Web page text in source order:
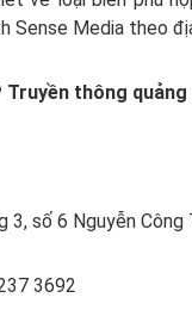
Sense Media theo
Truyền thông
3, số 6 Nguyễn Công
3692